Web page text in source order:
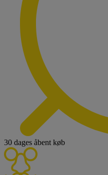
30 dages åbent køb